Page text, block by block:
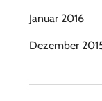
Januar 2016
Dezember